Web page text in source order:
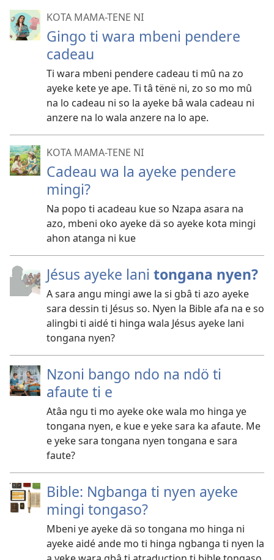
KOTA MAMA-TENE NI
Gingo ti wara mbeni pendere
cadeau
Ti wara mbeni pendere cadeau ti mû na zo
ayeke kete ye ape. Ti tâ tënë ni, zo so mo mû
na lo cadeau ni so la ayeke bâ wala cadeau ni
anzere na lo wala anzere na lo ape.
KOTA MAMA-TENE NI
Cadeau wa la ayeke pendere
mingi?
Na popo ti acadeau kue so Nzapa asara na
azo, mbeni oko ayeke dä so ayeke kota mingi
ahon atanga ni kue
Jésus ayeke lani tongana nyen?
A sara angu mingi awe la si gbâ ti azo ayeke
sara dessin ti Jésus so. Nyen la Bible afa na e so
alingbi ti aidé ti hinga wala Jésus ayeke lani
tongana nyen?
Nzoni bango ndo na ndö ti
afaute ti e
Atâa ngu ti mo ayeke oke wala mo hinga ye
tongana nyen, e kue e yeke sara ka afaute. Me
e yeke sara tongana nyen tongana e sara
faute?
Bible: Ngbanga ti nyen ayeke
mingi tongaso?
Mbeni ye ayeke dä so tongana mo hinga ni
ayeke aidé ande mo ti hinga ngbanga ti nyen la